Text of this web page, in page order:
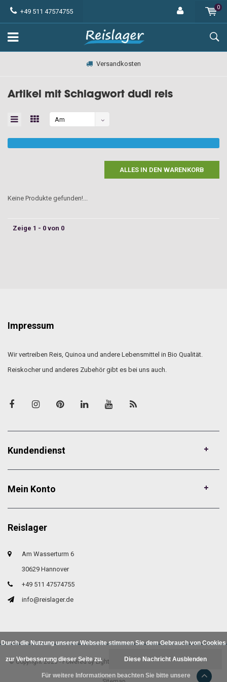
+49 511 47574755
0
Versandkosten
Artikel mit Schlagwort dudi reis
Am
angesehen
ALLES IN DEN WARENKORB
Keine Produkte gefunden!...
Zeige 1 - 0 von 0
Impressum
Wir vertreiben Reis, Quinoa und andere Lebensmittel in Bio Qualität.
Reiskocher und anderes Zubehör gibt es bei uns auch.
Kundendienst
Mein Konto
Reislager
Am Wasserturm 6
30629 Hannover
+49 511 47574755
info@reislager.de
© Copyright 2026 - Powered byLightspeed- Theme by DMWS.nl|RSS feed
Durch die Nutzung unserer Webseite stimmen Sie dem Gebrauch von Cookies
zur Verbesserung dieser Seite zu. Diese Nachricht Ausblenden
Für weitere Informationen beachten Sie bitte unsere